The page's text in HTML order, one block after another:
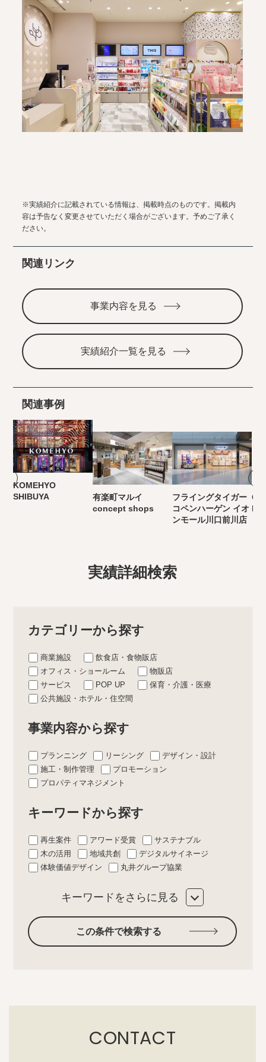
※実績紹介に記載されている情報は、掲載時点のものです。掲載内
容は予告なく変更させていただく場合がございます。予めご了承く
ださい。
関連リンク
事業内容を見る
実績紹介一覧を見る
関連事例
KOMEHYO
SHIBUYA
有楽町マルイ
concept shops
フライングタイガー
コペンハーゲン イオ
ンモール川口前川店
実績詳細検索
カテゴリーから探す
商業施設
飲食店・食物販店
オフィス・ショールーム
物販店
サービス
POP UP
保育・介護・医療
公共施設・ホテル・住空間
事業内容から探す
プランニング リーシング
デザイン・設計
施工・制作管理
プロモーション
プロパティマネジメント
キーワードから探す
再生案件 アワード受賞
サステナブル
木の活用
地域共創
デジタルサイネージ
体験価値デザイン
丸井グループ協業
キーワードをさらに見る
この条件で検索する
CONTACT